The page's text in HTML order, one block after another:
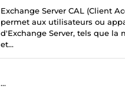
Exchange Server CAL (Client
permet aux utilisateurs ou
d'Exchange Server, tels que la
et...
...